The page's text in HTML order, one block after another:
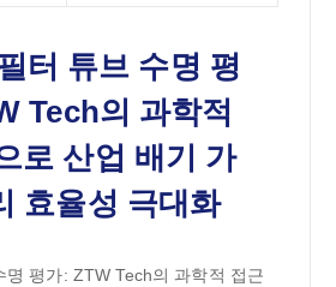
터 튜브 수명 평
Tech의 과학적
로 산업 배기 가
효율성 극대화
명 평가: ZTW Tech의 과학적 접근